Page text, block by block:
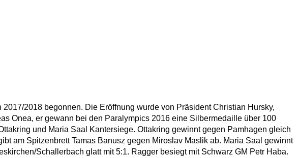
2018 begonnen. Die Eröffnung wurde von Präsident Christian Hursky,
Onea, er gewann bei den Paralympics 2016 eine Silbermedaille über 100
und Maria Saal Kantersiege. Ottakring gewinnt gegen Pamhagen gleich
am Spitzenbrett Tamas Banusz gegen Miroslav Maslik ab. Maria Saal gewinnt
Schallerbach glatt mit 5:1. Ragger besiegt mit Schwarz GM Petr Haba.